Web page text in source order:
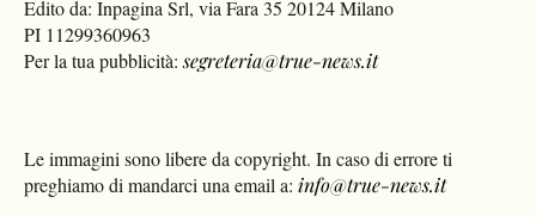
Edito da: Inpagina Srl, via Fara 35 20124 Milano
PI 11299360963
Per la tua pubblicità:segreteria@true-news.it
Le immagini sono libere da copyright. In caso di errore ti
preghiamo di mandarci una email a: info@true-news.it